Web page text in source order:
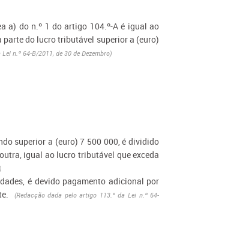
a) do n.º 1 do artigo 104.º-A é igual ao
do lucro tributável superior a (euro)
n.º 64-B/2011, de 30 de Dezembro)
superior a (euro) 7 500 000, é dividido
igual ao lucro tributável que exceda
é devido pagamento adicional por
(Redacção dada pelo artigo 113.º da Lei n.º 64-